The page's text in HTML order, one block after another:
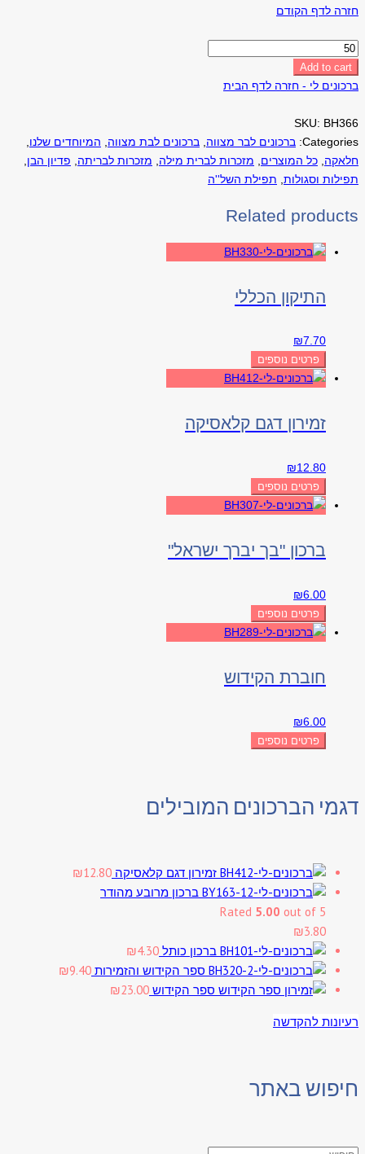
חזרה לדף הקודם
תפילת
השל"ה
quantity
Add to cart
ברכונים לי - חזרה לדף הבית
SKU: BH366
Categories: ברכונים לבר מצווה ברכונים לבת מצווה המיוחדים שלנו
חלאקה כל המוצרים מזכרות לברית מילה מזכרות לבריתה פדיון הבן
תפילות וסגולות תפילת השל''ה
Related products
התיקון הכללי
₪7.70
פרטים נוספים
זמירון דגם קלאסיקה
₪12.80
פרטים נוספים
ברכון "בך יברך ישראל"
₪6.00
פרטים נוספים
חוברת הקידוש
₪6.00
פרטים נוספים
דגמי הברכונים המובילים
זמירון דגם קלאסיקה ₪12.80
ברכון מרובע מהודר
Rated 5.00 out of 5
₪3.80
ברכון כותל
₪4.30
ספר הקידוש והזמירות
₪9.40
ספר הקידוש
₪23.00
רעיונות להקדשה
חיפוש באתר